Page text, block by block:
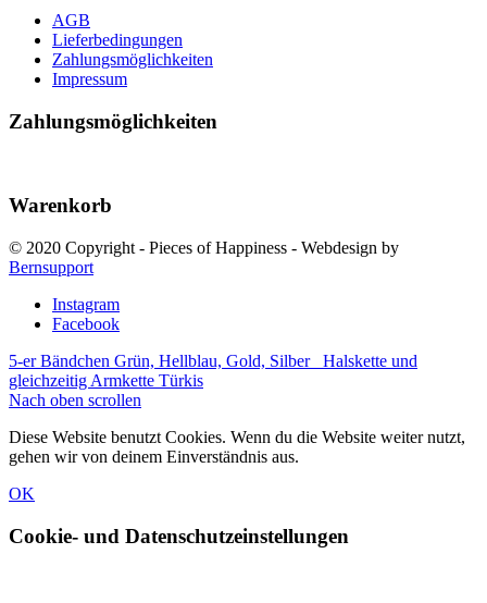
AGB
Lieferbedingungen
Zahlungsmöglichkeiten
Impressum
Zahlungsmöglichkeiten
Warenkorb
© 2020 Copyright - Pieces of Happiness - Webdesign by
Bernsupport
Instagram
Facebook
5-er Bändchen Grün, Hellblau, Gold, Silber
Halskette und
gleichzeitig Armkette Türkis
Nach oben scrollen
Diese Website benutzt Cookies. Wenn du die Website weiter nutzt,
gehen wir von deinem Einverständnis aus.
OK
Cookie- und Datenschutzeinstellungen